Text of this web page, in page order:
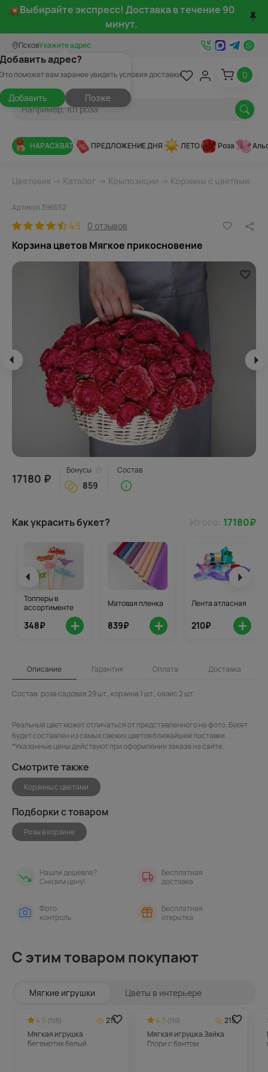
Выбирайте экспресс! Доставка в течение 90
минут.
ПсковУкажите адрес
адрес?
поможет вам заранее увидеть условия доставки
Добавить Позже
0
НАРАСХВАТ ПРЕДЛОЖЕНИЕ ДНЯ ЛЕТО Роза
Цветовик → Каталог → Композиции → Корзины с цветами
Артикул 396552
4.5 0 отзывов
Корзина цветов Мягкое прикосновение
17180 ₽
Бонусы
859
Состав
Как украсить букет? 17180₽
Топперы в
ассортименте
348₽ +
Матовая пленка
839₽ +
Лента атласная
210₽ +
Описание Гарантия Оплата Доставка
Состав: роза садовая 29 шт., корзина 1 шт., оазис 2 шт.
Реальный цвет может отличаться от представленного на фото. Букет
будет составлен из самых свежих цветов ближайшей поставки. .
*Указанные цены действуют при оформлении заказа на сайте.
Смотрите также
Корзины с цветами
Подборки с товаром
Розы в корзине
Нашли дешевле?
Снизим цену!
Бесплатная
доставка
Фото
контроль
Бесплатная
открытка
С этим товаром покупают
Мягкие игрушки Цветы в интерьере
4.5 (155)
211
Мягкая игрушка
Бегемотик белый
4.3 (110)
215
Мягкая игрушка Зайка
Глори с бантом